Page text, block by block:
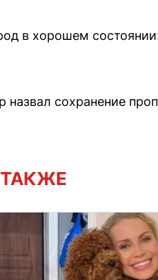
в хорошем
сохранение